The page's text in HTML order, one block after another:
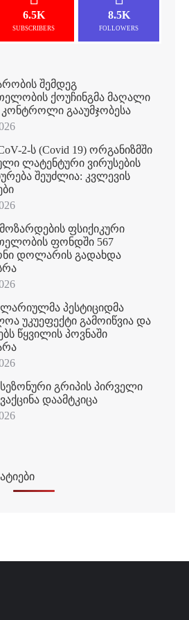
6.5K
SUBSCRIBERS
8.5K
FOLLOWERS
შემდეგ
ქოუჩინგმა მაღალი
კონტროლი გააუმჯობესა
2-ს (Covid 19) ორგანიზმში
ლატენტური ვირუსების
შეუძლია: კვლევის
მოზარდების ფსიქიკური
ფონდში 567
დოლარის გადახდა
პესტიციდმა
უკუეფექტი გამოიწვია და
წყვილის პოვნაში
გრიპის პირველი
დაამტკიცა